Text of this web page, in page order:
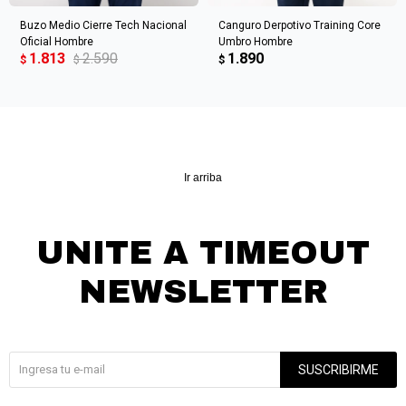
Buzo Medio Cierre Tech Nacional
Oficial Hombre
$ 1.813 $ 2.590
Canguro Derpotivo Training Core
Umbro Hombre
$ 1.890
Ir arriba
UNITE A TIMEOUT
NEWSLETTER
SUSCRIBIRME